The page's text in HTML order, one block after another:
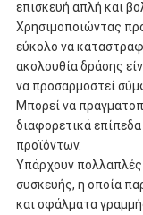
επισκευή απλή και
Χρησιμοποιώντας
εύκολο να
ακολουθία δράσης
να προσαρμοστεί
Μπορεί να
διαφορετικά
προϊόντων.
Υπάρχουν
συσκευής, η οποία
και σφάλματα